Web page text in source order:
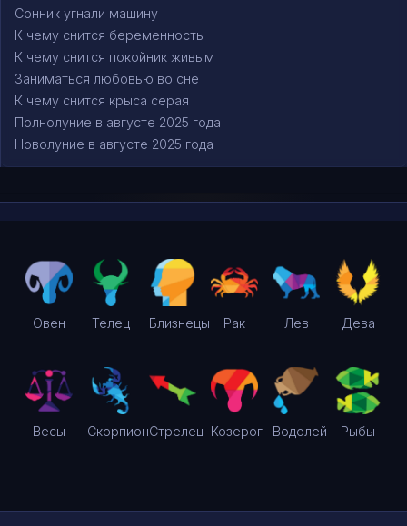
Сонник угнали машину
К чему снится беременность
К чему снится покойник живым
Заниматься любовью во сне
К чему снится крыса серая
Полнолуние в августе 2025 года
Новолуние в августе 2025 года
Овен Телец Близнецы Рак Лев Дева
Весы СкорпионСтрелец Козерог Водолей Рыбы